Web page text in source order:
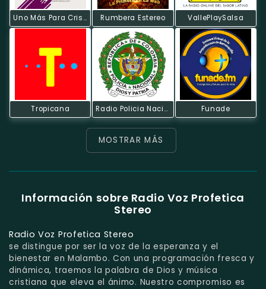
Uno Más Para Cristo Radio Rumbera Estereo VallePlaySalsa
Tropicana Radio Policia Nacional Funade
MOSTRAR MÁS
Información sobre Radio Voz Profetica
Stereo
Radio Voz Profetica Stereo
se distingue por ser la voz de la esperanza y el
bienestar en Malambo. Con una programación fresca y
dinámica, traemos la palabra de Dios y música
cristiana que eleva el ánimo. Nuestro compromiso es